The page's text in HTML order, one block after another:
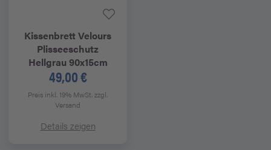
KissenbrettVelours
Plisseeschutz
Hellgrau 90x15cm
49,00 €
Preis inkl. 19% MwSt.zzgl.
Versand
Details zeigen